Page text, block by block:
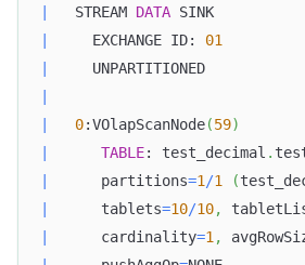
   STREAM
DATA
     EXCHANGE ID:
01
0:VOlapScanNode(59)
TABLE: test_decimal .
      partitions
=1 /1 (
      tablets
=10/10,
      cardinality
=1 ,